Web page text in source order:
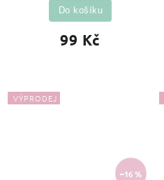
99 Kč
Do košíku
VÝPRODEJ
–16 %